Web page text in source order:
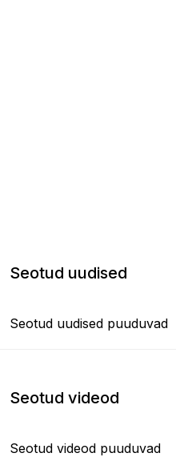
Seotud uudised
Seotud uudised puuduvad
Seotud videod
Seotud videod puuduvad